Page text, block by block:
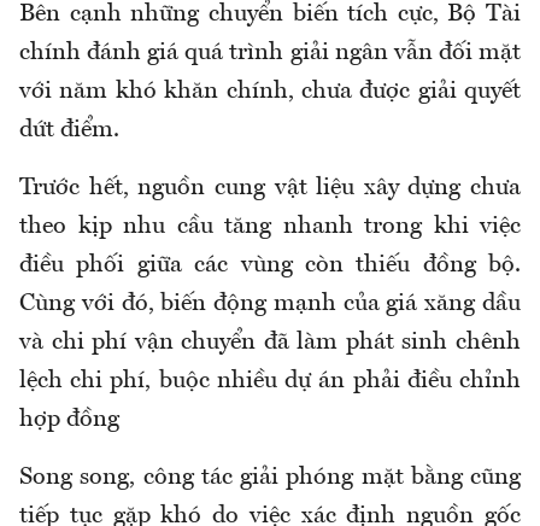
Bên cạnh những chuyển biến tích cực, Bộ Tài
chính đánh giá quá trình giải ngân vẫn đối mặt
với năm khó khăn chính, chưa được giải quyết
dứt điểm.
Trước hết, nguồn cung vật liệu xây dựng chưa
theo kịp nhu cầu tăng nhanh trong khi việc
điều phối giữa các vùng còn thiếu đồng bộ.
Cùng với đó, biến động mạnh của giá xăng dầu
và chi phí vận chuyển đã làm phát sinh chênh
lệch chi phí, buộc nhiều dự án phải điều chỉnh
hợp đồng
Songsong, công tác giải phóng mặt bằng cũng
tiếp tục gặp khó do việc xác định nguồn gốc